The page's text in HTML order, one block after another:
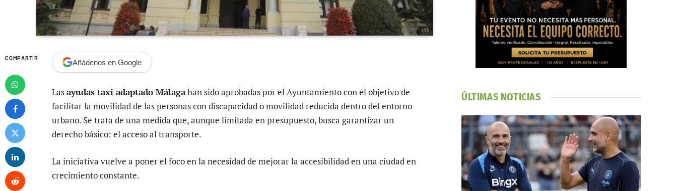
COMPARTIR Añádenos en Google
Lasayudas taxi adaptado Málagahan sido aprobadas por el Ayuntamiento con el objetivo de
facilitar la movilidad de las personas con discapacidad o movilidad reducida dentro del entorno
urbano. Se trata de una medida que, aunque limitada en presupuesto, busca garantizar un
derecho básico: el acceso al transporte.
La iniciativa vuelve a poner el foco en la necesidad de mejorar la accesibilidad en una ciudad en
crecimiento constante.
ÚLTIMAS NOTICIAS